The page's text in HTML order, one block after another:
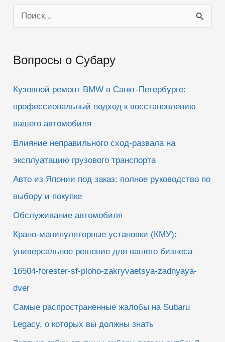
о
с
Вопросы о Субару
Кузовной ремонт BMW в Санкт-Петербурге:
профессиональный подход к восстановлению
вашего автомобиля
Влияние неправильного сход-развала на
эксплуатацию грузового транспорта
Авто из Японии под заказ: полное руководство по
выбору и покупке
Обслуживание автомобиля
Крано-манипуляторные установки (КМУ):
универсальное решение для вашего бизнеса
16504-forester-sf-ploho-zakryvaetsya-zadnyaya-
dver
Самые распространенные жалобы на Subaru
Legacy, о которых вы должны знать